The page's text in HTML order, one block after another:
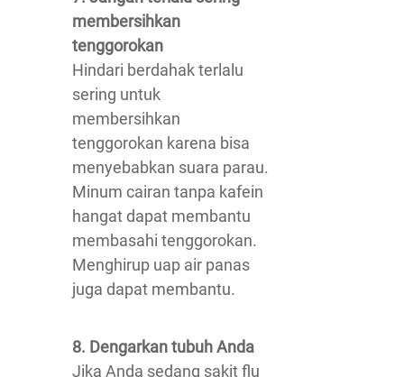
membersihkan
tenggorokan
Hindari berdahak terlalu
sering untuk
membersihkan
tenggorokan karena bisa
menyebabkan suara parau.
Minum cairan tanpa kafein
hangat dapat membantu
membasahi tenggorokan.
Menghirup uap air panas
juga dapat membantu.
8. Dengarkan tubuh Anda
Jika Anda sedang sakit flu